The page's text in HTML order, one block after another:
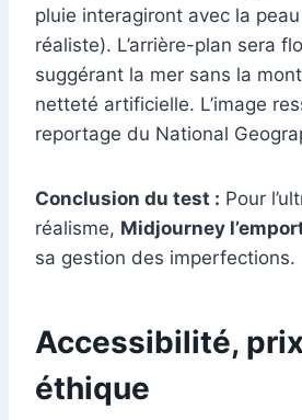
pluie interagiront avec la
réaliste). L’arrière-plan sera
suggérant la mer sans la
netteté artificielle. L’image
reportage du National
Conclusion du test : Pour
réalisme, Midjourney
sa gestion des imperfections.
Accessibilité,
éthique